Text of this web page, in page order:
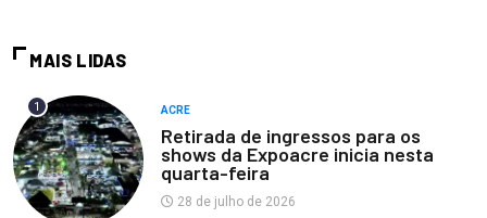
MAIS LIDAS
1 ACRE
Retirada de ingressos para os
shows da Expoacre inicia nesta
quarta-feira
28 de julho de 2026